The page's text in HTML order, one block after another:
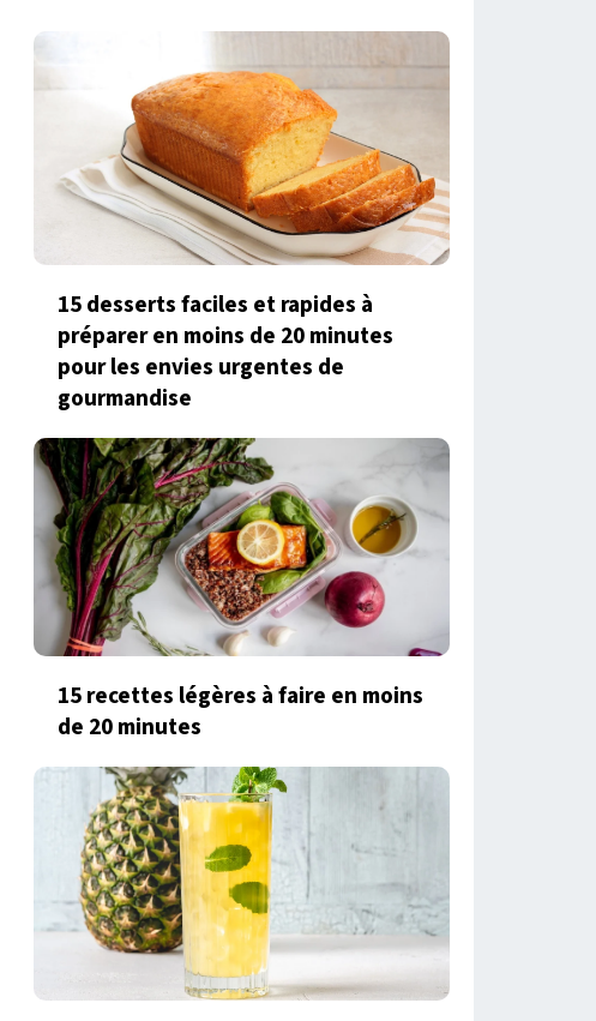
15 desserts faciles et rapides à
préparer en moins de 20 minutes
pour les envies urgentes de
gourmandise
15 recettes légères à faire en moins
de 20 minutes